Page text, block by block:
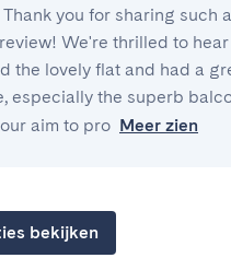
Thank you for sharing such a
We're thrilled to
the lovely flat and had a
especially the superb
aim to pro Meer zien
bekijken